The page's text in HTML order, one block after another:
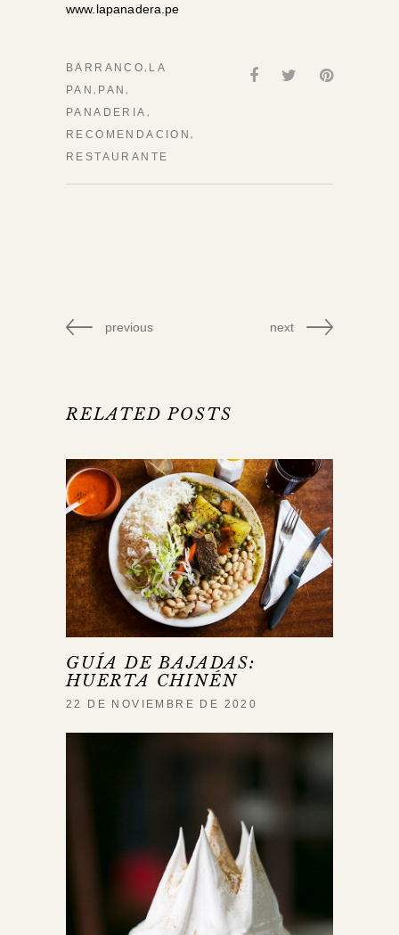
www.lapanadera.pe
BARRANCO, LA
PAN, PAN,
PANADERIA ,
RECOMENDACION,
RESTAURANTE
previous next
RELATED POSTS
GUÍA DE BAJADAS:
HUERTA CHINÉN
22 DE NOVIEMBRE DE 2020